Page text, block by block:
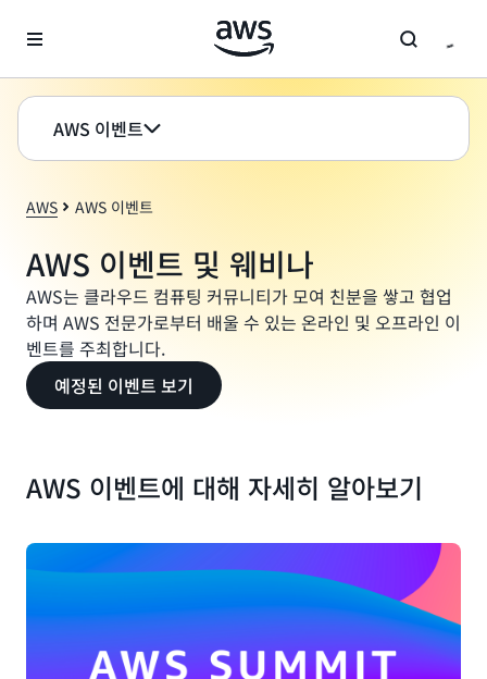
AWS 이벤트
AWS AWS 이벤트
AWS 이벤트 및 웨비나
AWS는 클라우드 컴퓨팅 커뮤니티가 모여 친분을 쌓고 협업
하며 AWS 전문가로부터 배울 수 있는 온라인 및 오프라인 이
벤트를 주최합니다.
예정된 이벤트 보기
AWS 이벤트에 대해 자세히 알아보기